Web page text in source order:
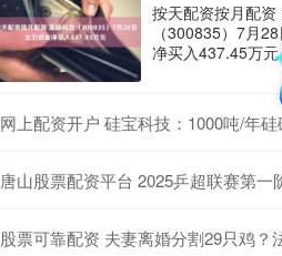
按天配资按月配资
（300835）7月
净买入437.45万元
网上配资开户 硅宝科技：1000吨/年硅碳负极中
唐山股票配资平台 2025乒超联赛第一阶段收官，樊振东7战7胜、王
股票可靠配资 夫妻离婚分割29只鸡？法官：多出一